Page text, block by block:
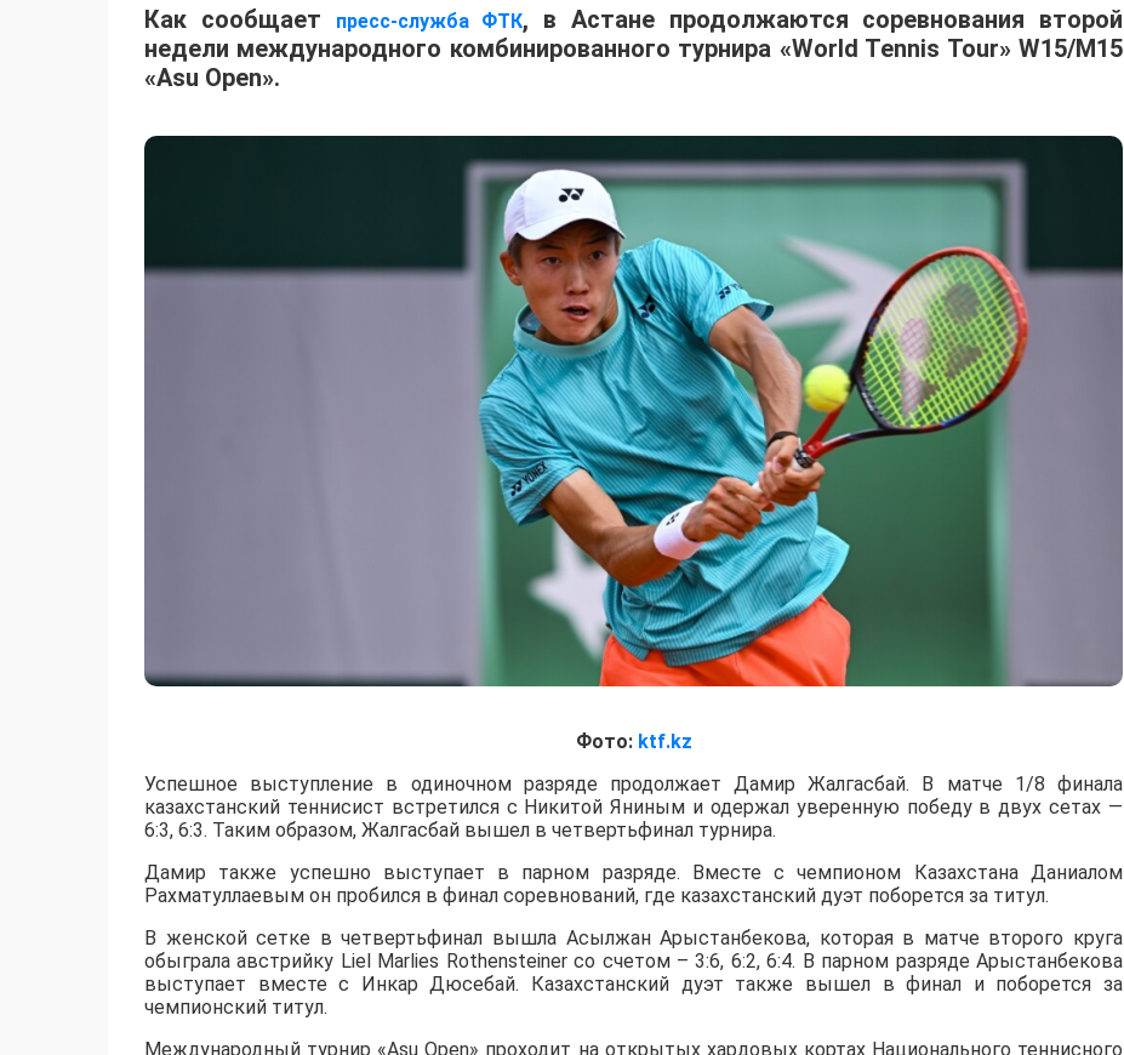
Как сообщает пресс-служба ФТК, в Астане продолжаются соревнования второй
недели международного комбинированного турнира «World Tennis Tour» W15/M15
«Asu Open».
Фото: ktf.kz
Успешное выступление в одиночном разряде продолжает Дамир Жалгасбай. В матче 1/8 финала
казахстанский теннисист встретился с Никитой Яниным и одержал уверенную победу в двух сетах —
6:3, 6:3. Таким образом, Жалгасбай вышел в четвертьфинал турнира.
Дамир также успешно выступает в парном разряде. Вместе с чемпионом Казахстана Даниалом
Рахматуллаевым он пробился в финал соревнований, где казахстанский дуэт поборется за титул.
В женской сетке в четвертьфинал вышла Асылжан Арыстанбекова, которая в матче второго круга
обыграла австрийку Liel Marlies Rothensteiner со счетом – 3:6, 6:2, 6:4. В парном разряде Арыстанбекова
выступает вместе с Инкар Дюсебай. Казахстанский дуэт также вышел в финал и поборется за
чемпионский титул.
Международный турнир «Asu Open» проходит на открытых хардовых кортах Национального теннисного